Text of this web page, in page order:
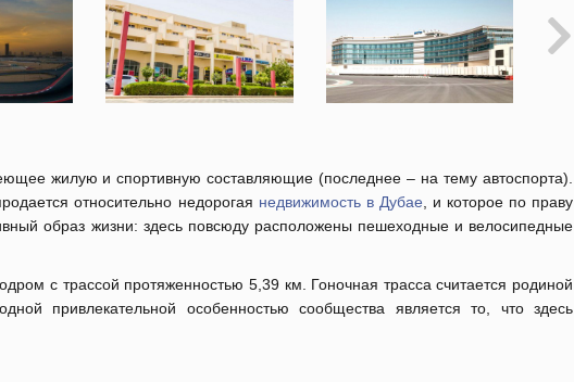
жилую и спортивную составляющие (последнее – на тему автоспорта).
относительно недорогая недвижимость в Дубае , и которое по праву
образ жизни: здесь повсюду расположены пешеходные и велосипедные
с трассой протяженностью 5,39 км. Гоночная трасса считается родиной
привлекательной особенностью сообщества является то, что здесь